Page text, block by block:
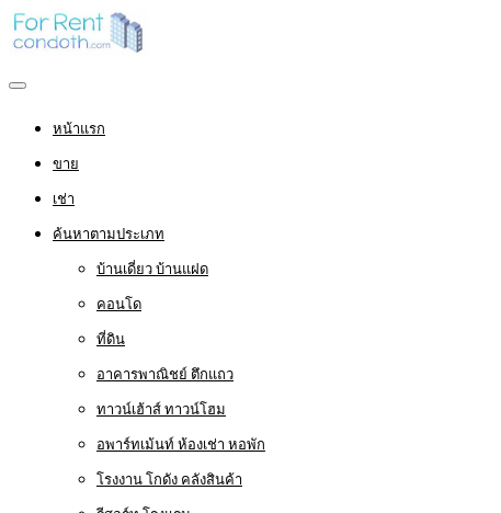
หน้าแรก
ขาย
เช่า
ค้นหาตามประเภท
บ้านเดี่ยว บ้านแฝด
คอนโด
ที่ดิน
อาคารพาณิชย์ ตึกแถว
ทาวน์เฮ้าส์ ทาวน์โฮม
อพาร์ทเม้นท์ ห้องเช่า หอพัก
โรงงาน โกดัง คลังสินค้า